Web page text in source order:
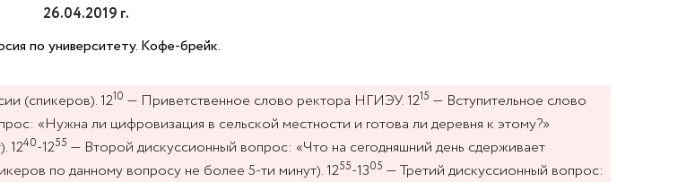
по университету. Кофе-брейк.
(спикеров). 1210 — Приветственное слово ректора НГИЭУ. 1215 — Вступительное слово
«Нужна ли цифровизация в сельской местности и готова ли деревня к этому?»
1240-1255 — Второй дискуссионный вопрос: «Что на сегодняшний день сдерживает
по данному вопросу не более 5-ти минут). 1255-1305 — Третий дискуссионный вопрос: